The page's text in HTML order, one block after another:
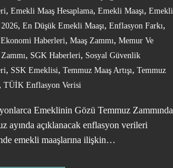
, Emekli Maaş Hesaplama, Emekli Maaşı, Emekli
2026, En Düşük Emekli Maaşı, Enflasyon Farkı,
Haberleri, Maaş Zammı, Memur Ve
, SGK Haberleri, Sosyal Güvenlik
, SSK Emeklisi, Temmuz Maaş Artışı, Temmuz
, TÜİK Enflasyon Verisi
Emeklinin Gözü Temmuz Zammında
ayında açıklanacak enflasyon verileri
emekli maaşlarına ilişkin…